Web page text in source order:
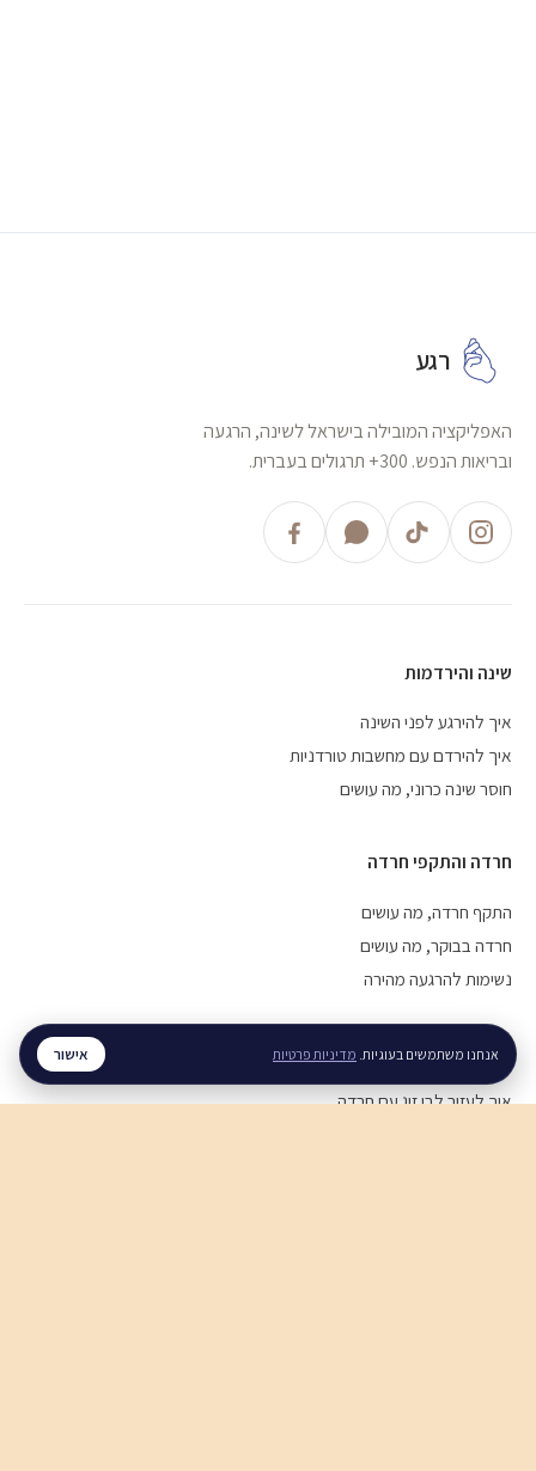
רגע
האפליקציה המובילה בישראל לשינה, הרגעה
ובריאות הנפש. 300+ תרגולים בעברית.
שינה והירדמות
איך להירגע לפני השינה
איך להירדם עם מחשבות טורדניות
חוסר שינה כרוני, מה עושים
חרדה והתקפי חרדה
התקף חרדה, מה עושים
חרדה בבוקר, מה עושים
נשימות להרגעה מהירה
מערכות יחסים
איך לעזור לבן זוג עם חרדה
אנחנו משתמשים בעוגיות. מדיניות פרטיות אישור